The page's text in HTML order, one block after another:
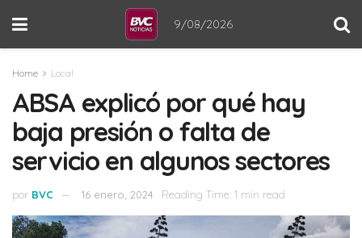
9/08/2026
Home Local
ABSA explicó por qué hay
baja presión o falta de
servicio en algunos sectores
por BVC 16 enero, 2024 Reading Time: 1 min read